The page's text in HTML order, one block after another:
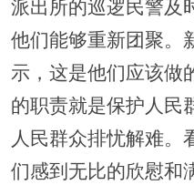
派出所的巡逻民警及
他们能够重新团聚。
示，这是他们应该做
的职责就是保护人民
人民群众排忧解难。
们感到无比的欣慰和